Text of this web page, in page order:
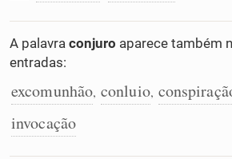
Cata-letras
Caça-palavras
A palavra conjuro aparece também
entradas:
excomunhão, conluio,
invocação